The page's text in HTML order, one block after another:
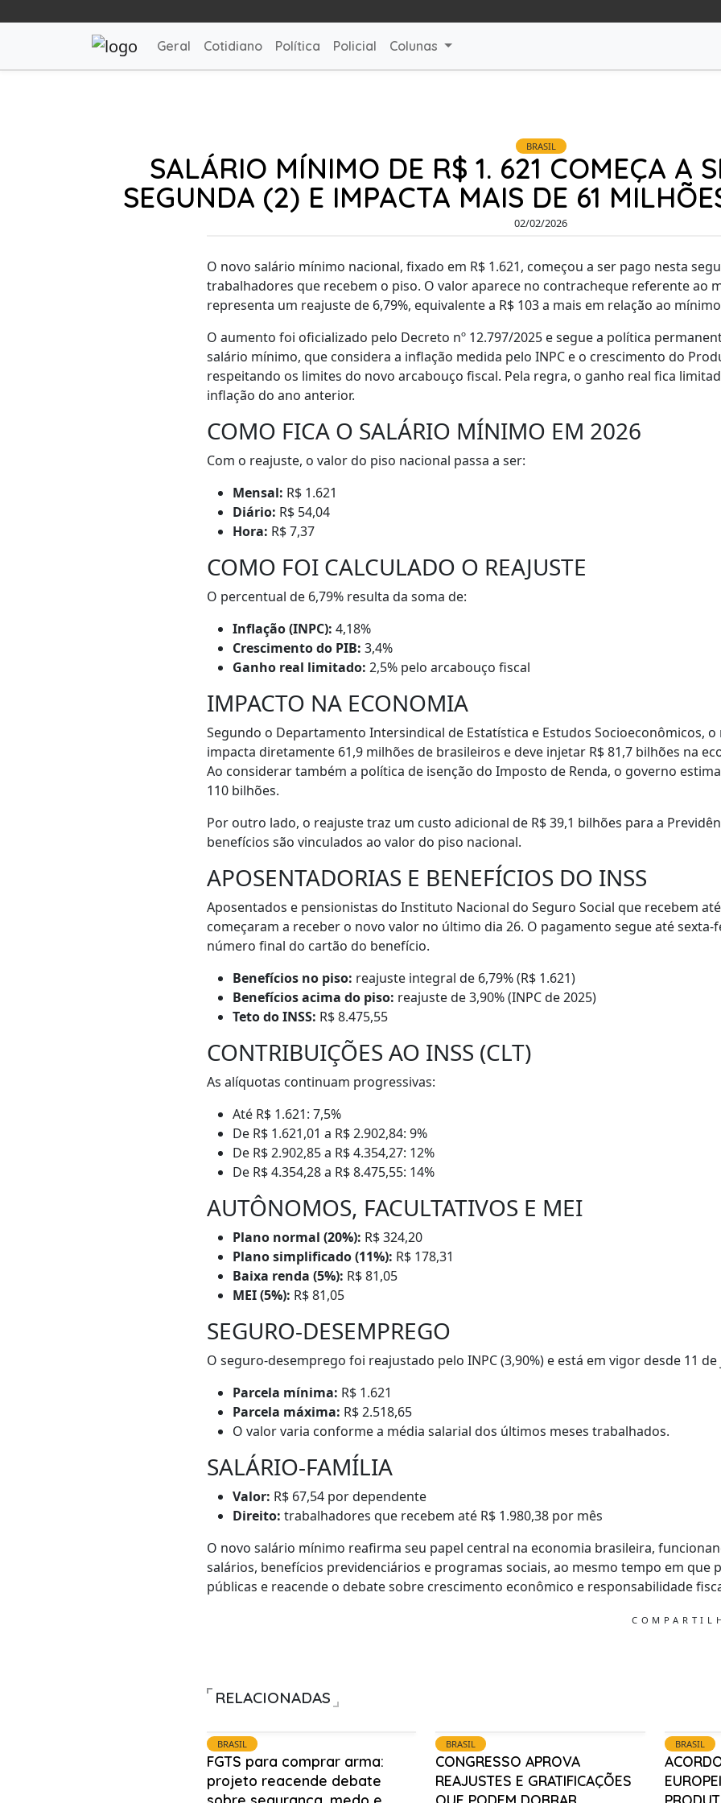
Geral Cotidiano Política Policial Colunas
BRASIL
SALÁRIO MÍNIMO DE R$ 1. 621 COMEÇA A
SEGUNDA (2) E IMPACTA MAIS DE 61
02/02/2026
O novo salário mínimo nacional, fixado em R$ 1.621, começou a ser pago nesta
trabalhadores que recebem o piso. O valor aparece no contracheque referente ao
representa um reajuste de 6,79%, equivalente a R$ 103 a mais em relação ao
O aumento foi oficializado pelo Decreto nº 12.797/2025 e segue a política
salário mínimo, que considera a inflação medida pelo INPC e o crescimento do
respeitando os limites do novo arcabouço fiscal. Pela regra, o ganho real fica
inflação do ano anterior.
COMO FICA O SALÁRIO MÍNIMO EM 2026
Com o reajuste, o valor do piso nacional passa a ser:
Mensal: R$ 1.621
Diário: R$ 54,04
Hora: R$ 7,37
COMO FOI CALCULADO O REAJUSTE
O percentual de 6,79% resulta da soma de:
Inflação (INPC): 4,18%
Crescimento do PIB: 3,4%
Ganho real limitado: 2,5% pelo arcabouço fiscal
IMPACTO NA ECONOMIA
Segundo o Departamento Intersindical de Estatística e Estudos Socioeconômicos,
impacta diretamente 61,9 milhões de brasileiros e deve injetar R$ 81,7 bilhões na
Ao considerar também a política de isenção do Imposto de Renda, o governo
110 bilhões.
Por outro lado, o reajuste traz um custo adicional de R$ 39,1 bilhões para a
benefícios são vinculados ao valor do piso nacional.
APOSENTADORIAS E BENEFÍCIOS DO INSS
Aposentados e pensionistas do Instituto Nacional do Seguro Social que recebem
começaram a receber o novo valor no último dia 26. O pagamento segue até sexta-
número final do cartão do benefício.
Benefícios no piso: reajuste integral de 6,79% (R$ 1.621)
Benefícios acima do piso: reajuste de 3,90% (INPC de 2025)
Teto do INSS: R$ 8.475,55
CONTRIBUIÇÕES AO INSS (CLT)
As alíquotas continuam progressivas:
Até R$ 1.621: 7,5%
De R$ 1.621,01 a R$ 2.902,84: 9%
De R$ 2.902,85 a R$ 4.354,27: 12%
De R$ 4.354,28 a R$ 8.475,55: 14%
AUTÔNOMOS, FACULTATIVOS E MEI
Plano normal (20%): R$ 324,20
Plano simplificado (11%): R$ 178,31
Baixa renda (5%): R$ 81,05
MEI (5%): R$ 81,05
SEGURO-DESEMPREGO
O seguro-desemprego foi reajustado pelo INPC (3,90%) e está em vigor desde 11
Parcela mínima: R$ 1.621
Parcela máxima: R$ 2.518,65
O valor varia conforme a média salarial dos últimos meses trabalhados.
SALÁRIO-FAMÍLIA
Valor: R$ 67,54 por dependente
Direito: trabalhadores que recebem até R$ 1.980,38 por mês
O novo salário mínimo reafirma seu papel central na economia brasileira,
salários, benefícios previdenciários e programas sociais, ao mesmo tempo em que
públicas e reacende o debate sobre crescimento econômico e responsabilidade
RELACIONADAS
BRASIL
FGTS para comprar arma:
projeto reacende debate
BRASIL
CONGRESSO APROVA
REAJUSTES E GRATIFICAÇÕES
BRASIL